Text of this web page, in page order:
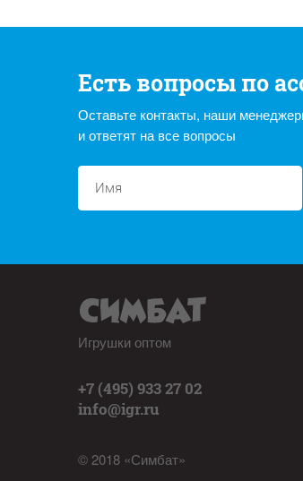
Есть вопросы по
Оставьте контакты, наши
и ответят на все вопросы
Игрушки оптом
+7 (495) 933 27 02
info@igr.ru
© 2018 «Симбат»